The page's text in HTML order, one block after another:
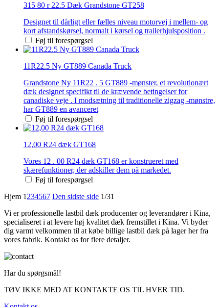
315 80 r 22.5 Dæk Grandstone GT258
Designet til dårligt eller fælles niveau motorvej i mellem- og
kort afstandskørsel, normalt i kørsel og trailerhjulsposition .
Føj til forespørgsel
11R22.5 Ny GT889 Canada Truck
Grandstone Ny 11R22 . 5 GT889 -mønster, et revolutionært
dæk designet specifikt til de krævende betingelser for
canadiske veje . I modsætning til traditionelle zigzag -mønstre,
har GT889 en avanceret
Føj til forespørgsel
12,00 R24 dæk GT168
Vores 12 . 00 R24 dæk GT168 er konstrueret med
skærefunktioner, der adskiller dem på markedet.
Føj til forespørgsel
Hjem 1 234567 Den sidste side 1/31
Vi er professionelle lastbil dæk producenter og leverandører i Kina,
specialiseret i at levere høj kvalitet dæk fremstillet i Kina. Vi byder
dig varmt velkommen til at købe billige lastbil dæk på lager her fra
vores fabrik. Kontakt os for flere detaljer.
Har du spørgsmål!
TØV IKKE MED AT KONTAKTE OS TIL HVER TID.